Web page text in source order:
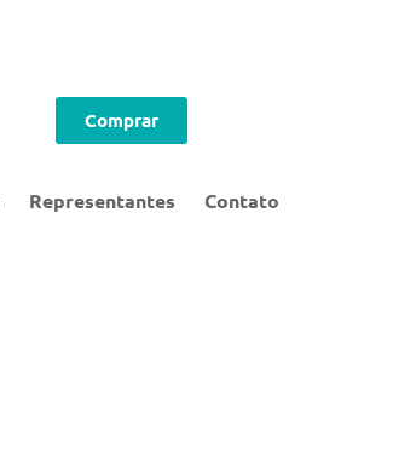
Comprar
Representantes Contato